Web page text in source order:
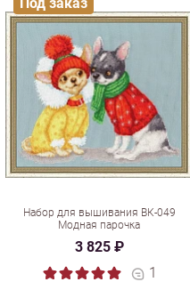
Набор для вышивания ВК-049
Модная парочка
3 825 ₽
1